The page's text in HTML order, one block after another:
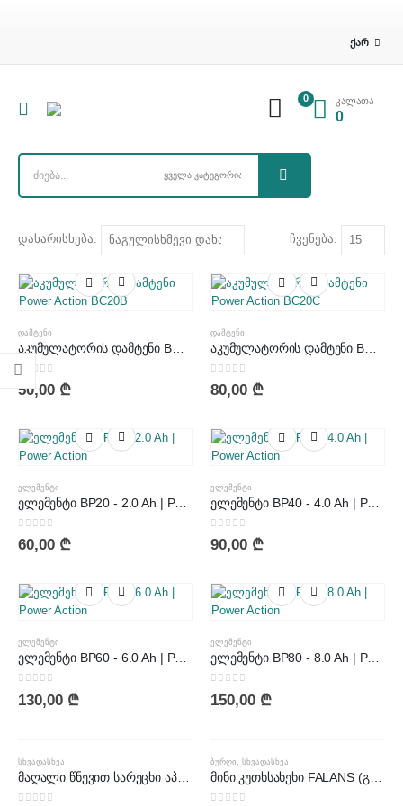
ᲥᲐᲠ
0 კალათა
0
დახარისხება: ჩვენება:
ᲓᲐᲛᲢᲔᲜᲘ
აკუმულატორის დამტენი BC20B
out of 5
50,00 ₾
ᲓᲐᲛᲢᲔᲜᲘ
აკუმულატორის დამტენი BC20C
0out of 5
80,00 ₾
ᲔᲚᲔᲛᲔᲜᲢᲘ
ელემენტი BP20 - 2.0 Ah | Power Action
0out of 5
60,00 ₾
ᲔᲚᲔᲛᲔᲜᲢᲘ
ელემენტი BP40 - 4.0 Ah | Power Action
0out of 5
90,00 ₾
ᲔᲚᲔᲛᲔᲜᲢᲘ
ელემენტი BP60 - 6.0 Ah | Power Action
0 out of 5
130,00 ₾
ᲔᲚᲔᲛᲔᲜᲢᲘ
ელემენტი BP80 - 8.0 Ah | Power Action
0 out of 5
150,00 ₾
ᲡᲮᲕᲐᲓᲐᲡᲮᲕᲐ
მაღალი წნევით სარეცხი აპარატი POWER ACTION PW2300IM
ᲑᲣᲠᲦᲘ ᲡᲮᲕᲐᲓᲐᲡᲮᲕᲐ
მინი კუთხსახეხი FALANS (გრავერი)